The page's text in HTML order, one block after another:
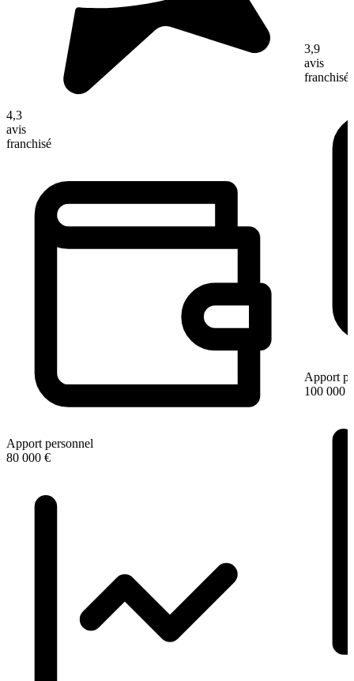
4,3
avis
franchisé
Apport personnel
80 000 €
3,9
avis
franchisé
Apport
100 000 €